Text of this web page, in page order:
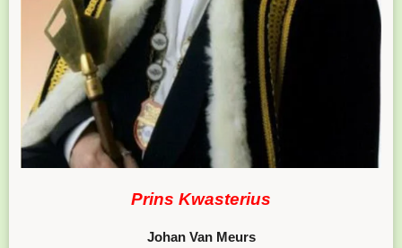
Prins Kwasterius
Johan Van Meurs